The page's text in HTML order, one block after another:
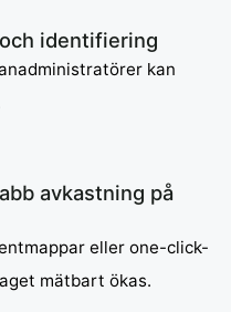
identifiering
kan
avkastning på
eller one-click-
mätbart ökas.